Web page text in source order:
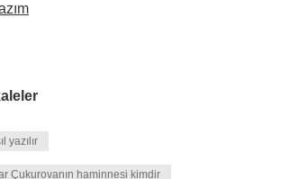
yazılır
Çukurovanın haminnesi kimdir